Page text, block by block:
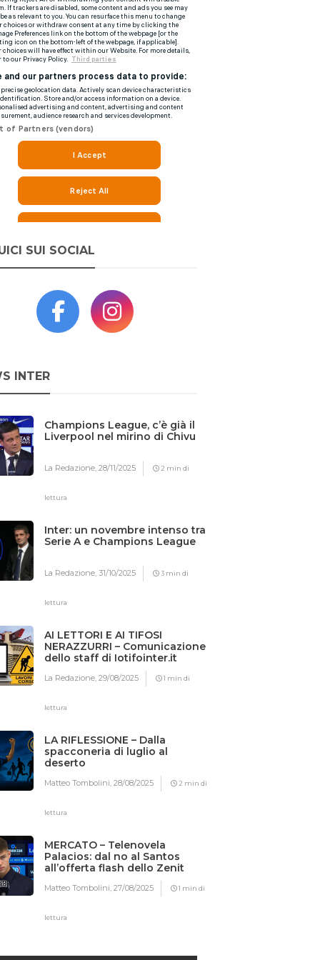
SUI SOCIAL
INTER
Champions League, c’è già il
Liverpool nel mirino di Chivu
La Redazione,28/11/2025 2 min di
lettura
Inter: un novembre intenso tra
Serie A e Champions League
La Redazione,31/10/2025 3 min di
lettura
AI LETTORI E AI TIFOSI
NERAZZURRI – Comunicazione
dello staff di Iotifointer.it
La Redazione,29/08/2025 1 min di
lettura
LA RIFLESSIONE – Dalla
spacconeria di luglio al
deserto
Matteo Tombolini,28/08/2025 2 min di
lettura
MERCATO – Telenovela
Palacios: dal no al Santos
all’offerta flash dello Zenit
Matteo Tombolini,27/08/2025 1 min di
lettura